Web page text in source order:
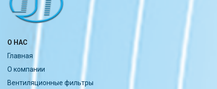
О НАС
Главная
О компании
Вентиляционные фильтры